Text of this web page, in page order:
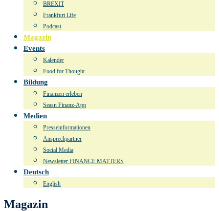
BREXIT
Frankfurt Life
Podcast
Magazin
Events
Kalender
Food for Thought
Bildung
Finanzen erleben
Seasn Finanz-App
Medien
Presseinformationen
Ansprechpartner
Social Media
Newsletter FINANCE MATTERS
Deutsch
English
Magazin